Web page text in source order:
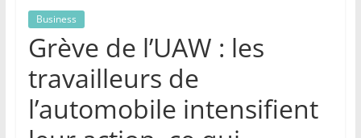
Business
Grève de l’UAW : les
travailleurs de
l’automobile intensifient